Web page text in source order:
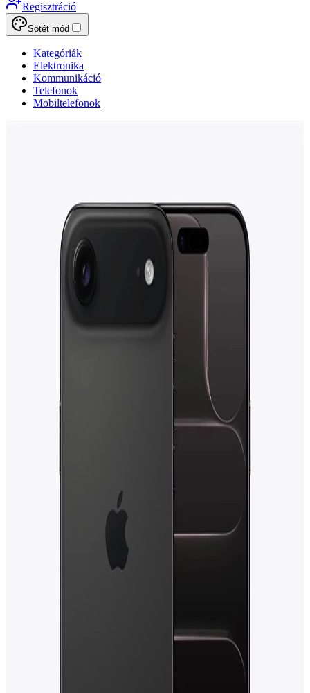
Regisztráció
Sötét mód
Kategóriák
Elektronika
Kommunikáció
Telefonok
Mobiltelefonok